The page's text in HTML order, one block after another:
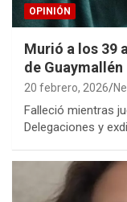
OPINIÓN
Murió a los 39
de Guaymallén
20 febrero, 2026
Falleció mientras
Delegaciones y